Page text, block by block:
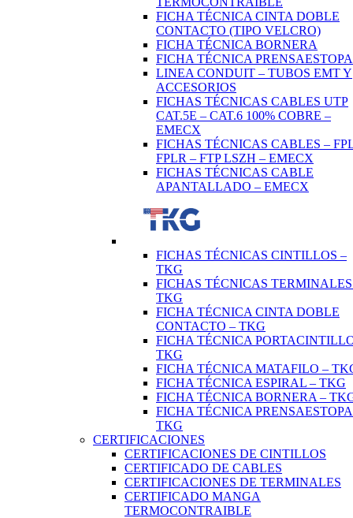
FICHA TÉCNICA CINTA DOBLE
CONTACTO (TIPO VELCRO)
FICHA TÉCNICA BORNERA
FICHA TÉCNICA PRENSAESTOPA
LINEA CONDUIT – TUBOS EMT Y
ACCESORIOS
FICHAS TÉCNICAS CABLES UTP
CAT.5E – CAT.6 100% COBRE –
EMECX
FICHAS TÉCNICAS CABLES –
FPLR – FTP LSZH – EMECX
FICHAS TÉCNICAS CABLE
APANTALLADO – EMECX
FICHAS TÉCNICAS CINTILLOS –
TKG
FICHAS TÉCNICAS
TKG
FICHA TÉCNICA CINTA DOBLE
CONTACTO – TKG
FICHA TÉCNICA
TKG
FICHA TÉCNICA MATAFILO –
FICHA TÉCNICA ESPIRAL – TKG
FICHA TÉCNICA BORNERA –
FICHA TÉCNICA
TKG
CERTIFICACIONES
CERTIFICACIONES DE CINTILLOS
CERTIFICADO DE CABLES
CERTIFICACIONES DE TERMINALES
CERTIFICADO MANGA
TERMOCONTRAIBLE